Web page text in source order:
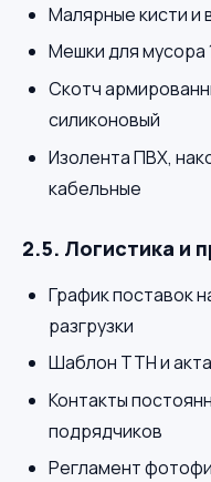
Малярные кисти и
Мешки для мусора
Скотч
силиконовый
Изолента ПВХ,
кабельные
2.5. Логистика и
График поставок
разгрузки
Шаблон ТТН и
Контакты
подрядчиков
Регламент